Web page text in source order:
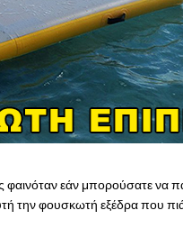
εάν μπορούσατε να
την φουσκωτή εξέδρα που